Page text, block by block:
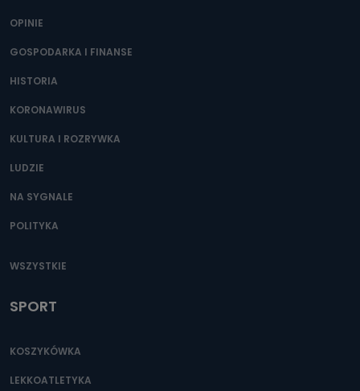
OPINIE
GOSPODARKA I FINANSE
HISTORIA
KORONAWIRUS
KULTURA I ROZRYWKA
LUDZIE
NA SYGNALE
POLITYKA
WSZYSTKIE
SPORT
KOSZYKÓWKA
LEKKOATLETYKA